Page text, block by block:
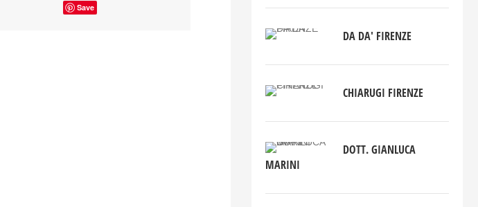
Save
DA DA' FIRENZE
CHIARUGI FIRENZE
DOTT. GIANLUCA
MARINI